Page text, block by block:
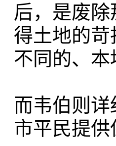
后，是废
得土地的
不同的、
而韦伯则详
市平民提供